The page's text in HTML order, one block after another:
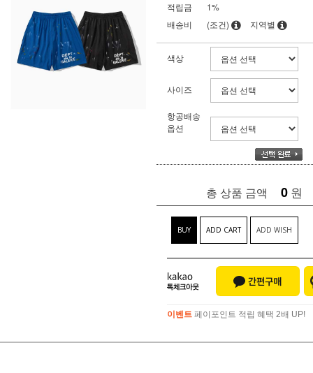
적립금
1%
배송비
(조건) 지역별
색상
사이즈
항공배송
옵션
총 상품 금액 0 원
BUY ADD CART ADD WISH
이벤트 페이포인트 적립 혜택 2배 UP!